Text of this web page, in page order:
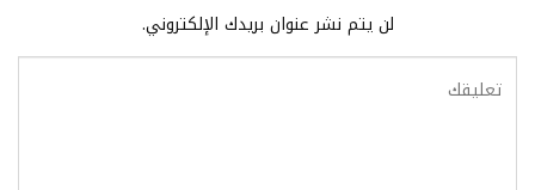
لن يتم نشر عنوان بريدك الإلكتروني.